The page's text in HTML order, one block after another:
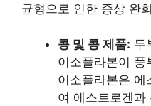
균형으로 인한 증상 완
콩 및 콩 제품: 두
이소플라본이 풍
이소플라본은 에
여 에스트로겐과